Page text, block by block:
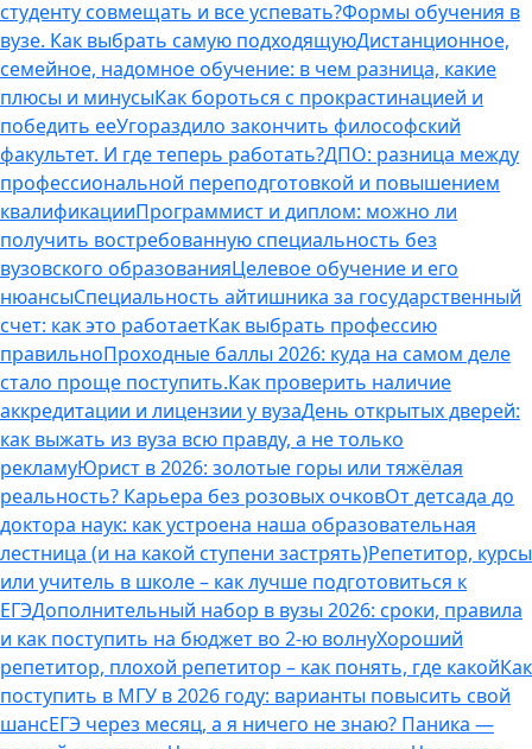
студенту совмещать и все успевать?Формы обучения в
вузе. Как выбрать самую подходящуюДистанционное,
семейное, надомное обучение: в чем разница, какие
плюсы и минусыКак бороться с прокрастинацией и
победить ееУгораздило закончить философский
факультет. И где теперь работать?ДПО: разница между
профессиональной переподготовкой и повышением
квалификацииПрограммист и диплом: можно ли
получить востребованную специальность без
вузовского образованияЦелевое обучение и его
нюансыСпециальность айтишника за государственный
счет: как это работаетКак выбрать профессию
правильноПроходные баллы 2026: куда на самом деле
стало проще поступить.Как проверить наличие
аккредитации и лицензии у вузаДень открытых дверей:
как выжать из вуза всю правду, а не только
рекламуЮрист в 2026: золотые горы или тяжёлая
реальность? Карьера без розовых очковОт детсада до
доктора наук: как устроена наша образовательная
лестница (и на какой ступени застрять)Репетитор, курсы
или учитель в школе – как лучше подготовиться к
ЕГЭДополнительный набор в вузы 2026: сроки, правила
и как поступить на бюджет во 2‑ю волнуХороший
репетитор, плохой репетитор – как понять, где какойКак
поступить в МГУ в 2026 году: варианты повысить свой
шансЕГЭ через месяц, а я ничего не знаю? Паника —